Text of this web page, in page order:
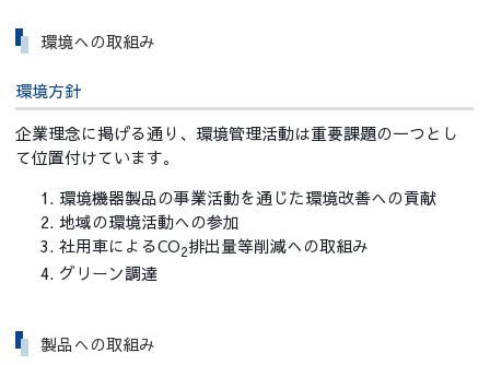
環境への取組み
環境方針
企業理念に掲げる通り、環境管理活動は重要課題の一つとし
て位置付けています。
環境機器製品の事業活動を通じた環境改善への貢献
地域の環境活動への参加
社用車によるCO2排出量等削減への取組み
グリーン調達
製品への取組み